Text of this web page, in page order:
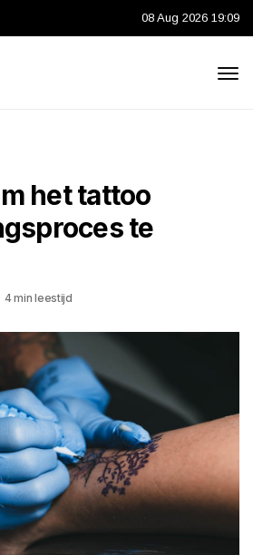
08 Aug 2026 19:09
het tattoo
te
4 min leestijd